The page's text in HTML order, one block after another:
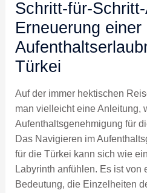
Schritt-für-
Erneuerung einer
Türkei
Auf der immer hektischen
man vielleicht eine Anleitung,
Aufenthaltsgenehmigung für
Das Navigieren im
für die Türkei kann sich wie
Labyrinth anfühlen. Es ist von
Bedeutung, die Einzelheiten